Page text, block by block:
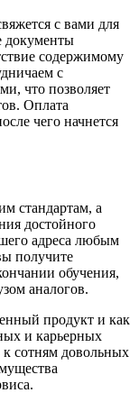
с вами для
документы
содержимому
с
что позволяет
Оплата
чего начнется
стандартам, а
достойного
адреса любым
получите
обучения,
аналогов.
продукт и как
и карьерных
сотням довольных